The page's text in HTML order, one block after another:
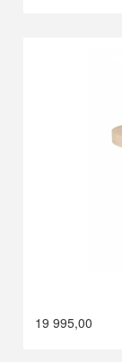
19 995,00